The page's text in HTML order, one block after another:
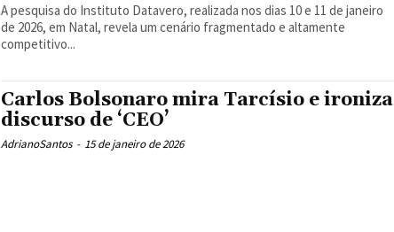
A pesquisa do Instituto Datavero, realizada nos dias 10 e 11 de janeiro
de 2026, em Natal, revela um cenário fragmentado e altamente
competitivo...
Carlos Bolsonaro mira Tarcísio e ironiza
discurso de ‘CEO’
AdrianoSantos - 15 de janeiro de 2026